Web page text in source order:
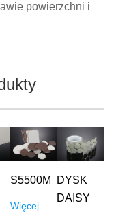
powierzchni i
S5500M
Więcej
DYSK
DAISY